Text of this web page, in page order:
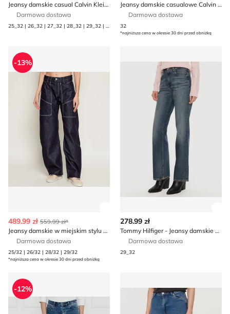
Jeansy damskie casual Calvin Klein Jeans
Darmowa dostawa
25_32 | 26_32 | 27_32 | 28_32 | 29_32 | 30_32 | 31_32 | 32_32 | 33_32
Jeansy damskie casualowe Calvin Klein Jeans
Darmowa dostawa
32
*najniższa cena w okresie 30 dni przed obniżką
Jeansy damskie w miejskim stylu BOSS ORANGE
-13%
489.99 zł 559.99 zł*
Jeansy damskie w miejskim stylu BOSS ORANGE
Darmowa dostawa
25/32 | 26/32 | 28/32 | 29/32
*najniższa cena w okresie 30 dni przed obniżką
278.99 zł
Tommy Hilfiger - Jeansy damskie w miejskim stylu
Darmowa dostawa
29_32
Jeansy damskie Michael Kors
-12%